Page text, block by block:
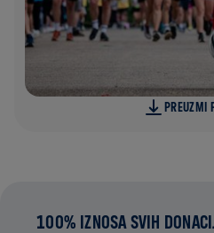
PREUZMI
100% IZNOSA SVIH